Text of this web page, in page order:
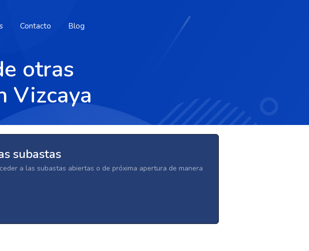
Contacto Blog
otras
Vizcaya
subastas
a las subastas abiertas o de próxima apertura de manera